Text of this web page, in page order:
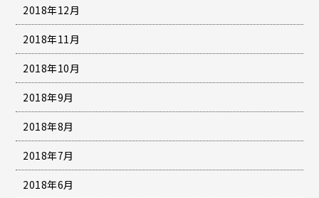
2018年12月
2018年11月
2018年10月
2018年9月
2018年8月
2018年7月
2018年6月